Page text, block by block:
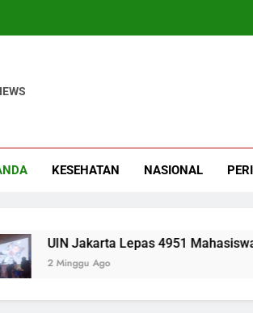
KESEHATAN NASIONAL
Lepas 4951 Mahasiswa KKN,
Ago